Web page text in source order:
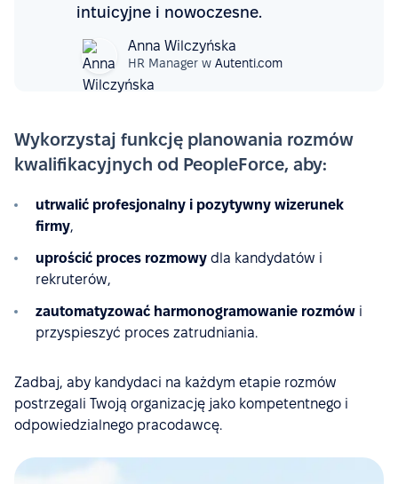
intuicyjne i nowoczesne.
Anna Wilczyńska
HR Manager w Autenti.com
Wykorzystaj funkcję planowania rozmów
kwalifikacyjnych od PeopleForce, aby:
utrwalić profesjonalny i pozytywny wizerunek
firmy,
uprościć proces rozmowy dla kandydatów i
rekruterów,
zautomatyzować harmonogramowanie rozmów i
przyspieszyć proces zatrudniania.
Zadbaj, aby kandydaci na każdym etapie rozmów
postrzegali Twoją organizację jako kompetentnego i
odpowiedzialnego pracodawcę.